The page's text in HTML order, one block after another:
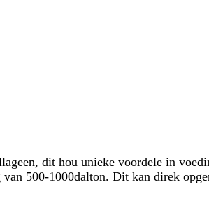
dit hou unieke voordele in
500-1000dalton. Dit kan direk